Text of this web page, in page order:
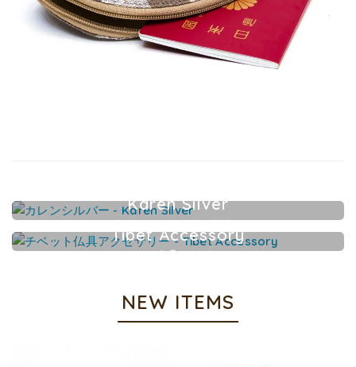
Karen Silver
カレンシルバーアクセサリー
Tibet Accessory
チベット仏具アクセサリー
NEW ITEMS